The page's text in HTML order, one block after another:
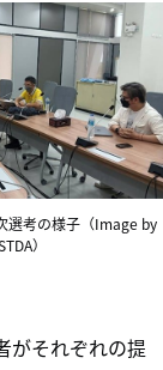
考の様子（Image by
）
がそれぞれの提